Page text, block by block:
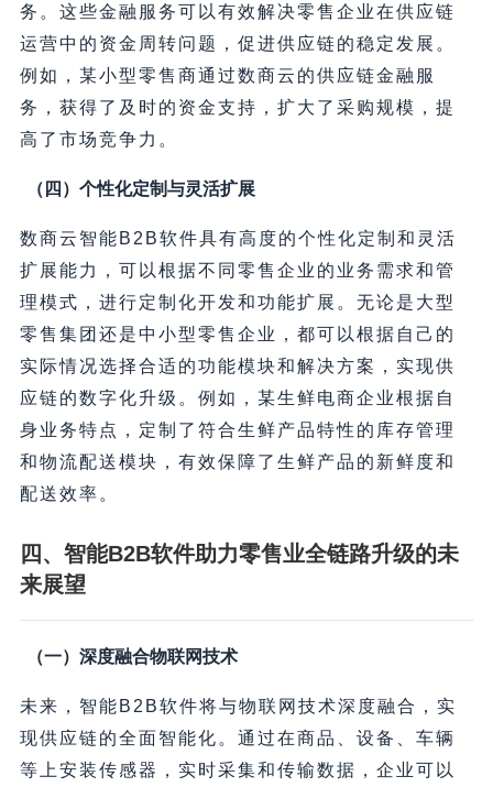
务。这些金融服务可以有效解决零售企业在供应链
运营中的资金周转问题，促进供应链的稳定发展。
例如，某小型零售商通过数商云的供应链金融服
务，获得了及时的资金支持，扩大了采购规模，提
高了市场竞争力。
（四）个性化定制与灵活扩展
数商云智能B2B软件具有高度的个性化定制和灵活
扩展能力，可以根据不同零售企业的业务需求和管
理模式，进行定制化开发和功能扩展。无论是大型
零售集团还是中小型零售企业，都可以根据自己的
实际情况选择合适的功能模块和解决方案，实现供
应链的数字化升级。例如，某生鲜电商企业根据自
身业务特点，定制了符合生鲜产品特性的库存管理
和物流配送模块，有效保障了生鲜产品的新鲜度和
配送效率。
四、智能B2B软件助力零售业全链路升级的未
来展望
（一）深度融合物联网技术
未来，智能B2B软件将与物联网技术深度融合，实
现供应链的全面智能化。通过在商品、设备、车辆
等上安装传感器，实时采集和传输数据，企业可以